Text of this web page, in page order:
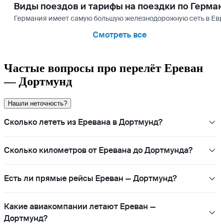
Виды поездов и тарифы на поездки по
Германия имеет самую большую железнодорожную сеть в
Смотреть все
Частые вопросы про перелёт Ереван
— Дортмунд
Нашли неточность?
Сколько лететь из Еревана в Дортмунд?
Сколько километров от Еревана до Дортмунда?
Есть ли прямые рейсы Ереван — Дортмунд?
Какие авиакомпании летают Ереван —
Дортмунд?